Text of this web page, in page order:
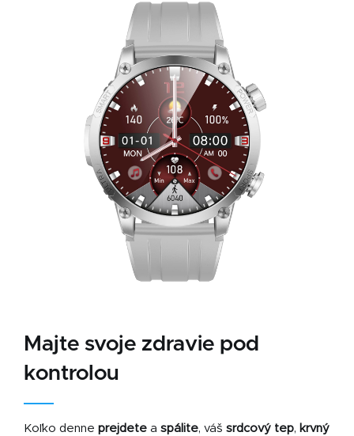
Majte svoje zdravie pod
kontrolou
Koľko denne prejdete a spálite, váš srdcový tep, krvný